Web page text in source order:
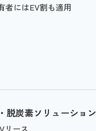
者にはEV割も適用
脱炭素ソリューション
リース